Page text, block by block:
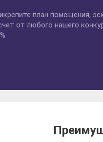
план помещения,
от любого нашего